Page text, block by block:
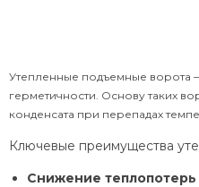
Утепленные подъемные ворота
герметичности. Основу таких
конденсата при перепадах
Ключевые преимущества
Снижение теплопотерь